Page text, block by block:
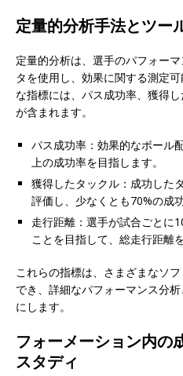
定量的分析手法とツー
定量的分析は、選手のパフォー
タを使用し、効果に関する測定
な指標には、パス成功率、獲得
が含まれます。
パス成功率：効果的なボール
上の成功率を目指します。
獲得したタックル：成功した
評価し、少なくとも70%の成
走行距離：選手が試合ごとに
ことを目指して、総走行距離
これらの指標は、さまざまなソ
でき、詳細なパフォーマンス分
にします。
フォーメーション内の
スタディ